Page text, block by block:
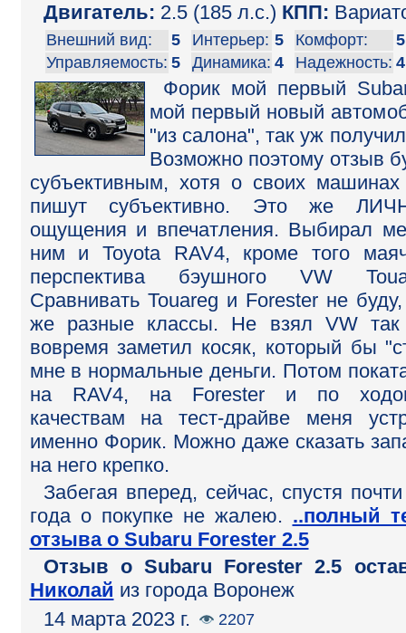
Двигатель: 2.5 (185 л.с.) КПП:
Внешний вид: 5 Интерьер: 5 Комфорт:
5
Управляемость: 5 Динамика: 4 Надежность: 4
Форик мой первый
мой первый новый
"из салона", так уж
Возможно поэтому отзыв
субъективным, хотя о своих машинах
пишут субъективно. Это же
ощущения и впечатления. Выбирал
ним и Toyota RAV4, кроме того
перспектива бэушного VW
Сравнивать Touareg и Forester не
же разные классы. Не взял VW так
вовремя заметил косяк, который бы
мне в нормальные деньги. Потом
на RAV4, на Forester и по
качествам на тест-драйве меня
именно Форик. Можно даже сказать
на него крепко.
Забегая вперед, сейчас, спустя
года о покупке не жалею. ..полный
отзыва о Subaru Forester 2.5
Отзыв o Subaru Forester 2.5
Николай из города Воронеж
14 марта 2023 г.
2207